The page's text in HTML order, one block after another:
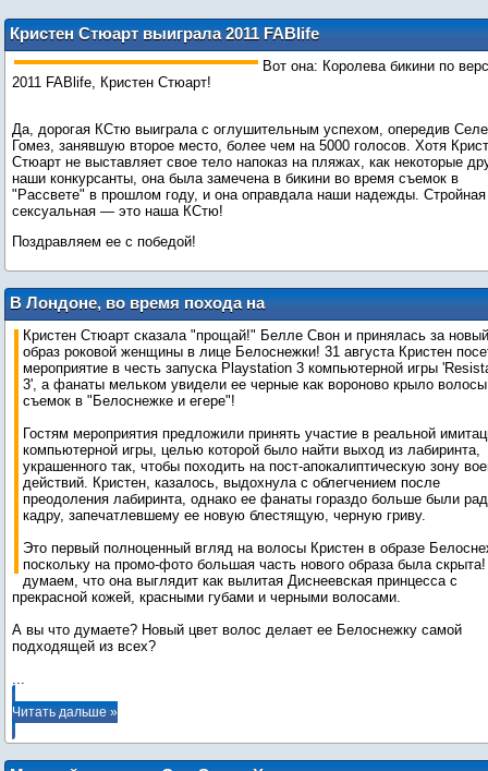
Кристен Стюарт выиграла 2011 FABlife
Bikini Awards!
Вот она: Королева бикини по
2011 FABlife, Кристен Стюарт!
Да, дорогая КСтю выиграла с оглушительным успехом, опередив
Гомез, занявшую второе место, более чем на 5000 голосов. Хотя
Стюарт не выставляет свое тело напоказ на пляжах, как некоторые
наши конкурсанты, она была замечена в бикини во время съемок в
"Рассвете" в прошлом году, и она оправдала наши надежды.
сексуальная — это наша КСтю!
Поздравляем ее с победой!
В Лондоне, во время похода на
вечеринку, Кристен Стюарт
продемонстрировала свой новый цвет
волос!
Кристен Стюарт сказала "прощай!" Белле Свон и принялась за новый
образ роковой женщины в лице Белоснежки! 31 августа Кристен
мероприятие в честь запуска Playstation 3 компьютерной игры
3', а фанаты мельком увидели ее черные как вороново крыло
съемок в "Белоснежке и егере"!
Гостям мероприятия предложили принять участие в реальной
компьютерной игры, целью которой было найти выход из лабиринта,
украшенного так, чтобы походить на пост-апокалиптическую зону
действий. Кристен, казалось, выдохнула с облегчением после
преодоления лабиринта, однако ее фанаты гораздо больше были
кадру, запечатлевшему ее новую блестящую, черную гриву.
Это первый полноценный вгляд на волосы Кристен в образе
поскольку на промо-фото большая часть нового образа была
думаем, что она выглядит как вылитая Диснеевская принцесса с
прекрасной кожей, красными губами и черными волосами.
А вы что думаете? Новый цвет волос делает ее Белоснежку самой
...
Читать дальше »